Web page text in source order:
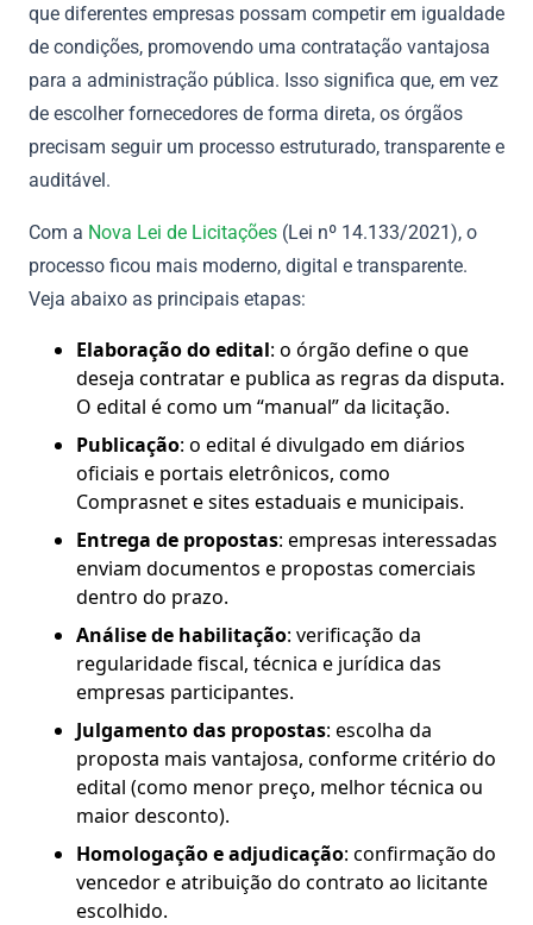
que diferentes empresas possam competir em igualdade
de condições, promovendo uma contratação vantajosa
para a administração pública. Isso significa que, em vez
de escolher fornecedores de forma direta, os órgãos
precisam seguir um processo estruturado, transparente e
auditável.
Com a Nova Lei de Licitações (Lei nº 14.133/2021), o
processo ficou mais moderno, digital e transparente.
Veja abaixo as principais etapas:
Elaboração do edital: o órgão define o que
deseja contratar e publica as regras da disputa.
O edital é como um “manual” da licitação.
Publicação: o edital é divulgado em diários
oficiais e portais eletrônicos, como
Comprasnet e sites estaduais e municipais.
Entrega de propostas: empresas interessadas
enviam documentos e propostas comerciais
dentro do prazo.
Análise de habilitação: verificação da
regularidade fiscal, técnica e jurídica das
empresas participantes.
Julgamento das propostas: escolha da
proposta mais vantajosa, conforme critério do
edital (como menor preço, melhor técnica ou
maior desconto).
Homologação e adjudicação: confirmação do
vencedor e atribuição do contrato ao licitante
escolhido.